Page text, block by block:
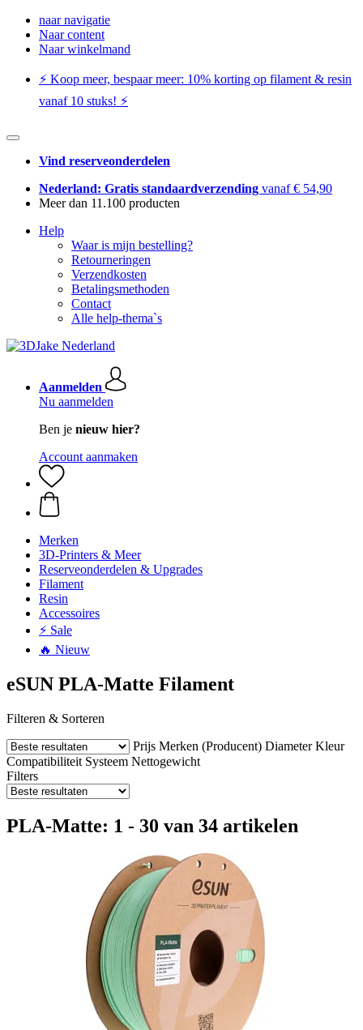
naar navigatie
Naar content
Naar winkelmand
⚡️ Koop meer, bespaar meer: ​​10% korting op filament & resin
vanaf 10 stuks! ⚡️
Vind reserveonderdelen
Nederland: Gratis standaardverzending vanaf € 54,90
Meer dan 11.100 producten
Help
Waar is mijn bestelling?
Retourneringen
Verzendkosten
Betalingsmethoden
Contact
Alle help-thema`s
Aanmelden
Nu aanmelden
Ben je nieuw hier?
Account aanmaken
Merken
3D-Printers & Meer
Reserveonderdelen & Upgrades
Filament
Resin
Accessoires
⚡ Sale
🔥 Nieuw
eSUN PLA-Matte Filament
Filteren & Sorteren
Prijs Merken (Producent) Diameter Kleur
Compatibiliteit Systeem Nettogewicht
Filters
PLA-Matte: 1 - 30 van 34 artikelen